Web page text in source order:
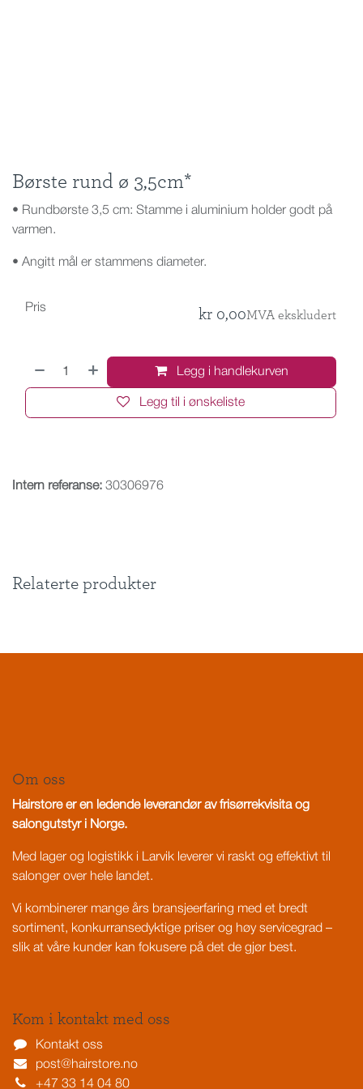
Børste rund ø 3,5cm*
• Rundbørste 3,5 cm: Stamme i aluminium holder godt på
varmen.
• Angitt mål er stammens diameter.
Legg i handlekurven
Legg til i ønskeliste
Pris kr 0,00MVA ekskludert
Intern referanse: 30306976
Relaterte produkter
Om oss
Hairstore er en ledende leverandør av frisørrekvisita og
salongutstyr i Norge.
Med lager og logistikk i Larvik leverer vi raskt og effektivt til
salonger over hele landet.
Vi kombinerer mange års bransjeerfaring med et bredt
sortiment, konkurransedyktige priser og høy servicegrad –
slik at våre kunder kan fokusere på det de gjør best.
Kom i kontakt med oss
Kontakt oss
post@hairstore.no
+47 33 14 04 80